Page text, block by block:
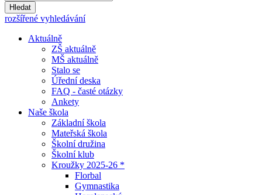
Hledat
rozšířené vyhledávání
Aktuálně
ZŠ aktuálně
MŠ aktuálně
Stalo se
Úřední deska
FAQ - časté otázky
Ankety
Naše škola
Základní škola
Mateřská škola
Školní družina
Školní klub
Kroužky 2025-26 *
Florbal
Gymnastika